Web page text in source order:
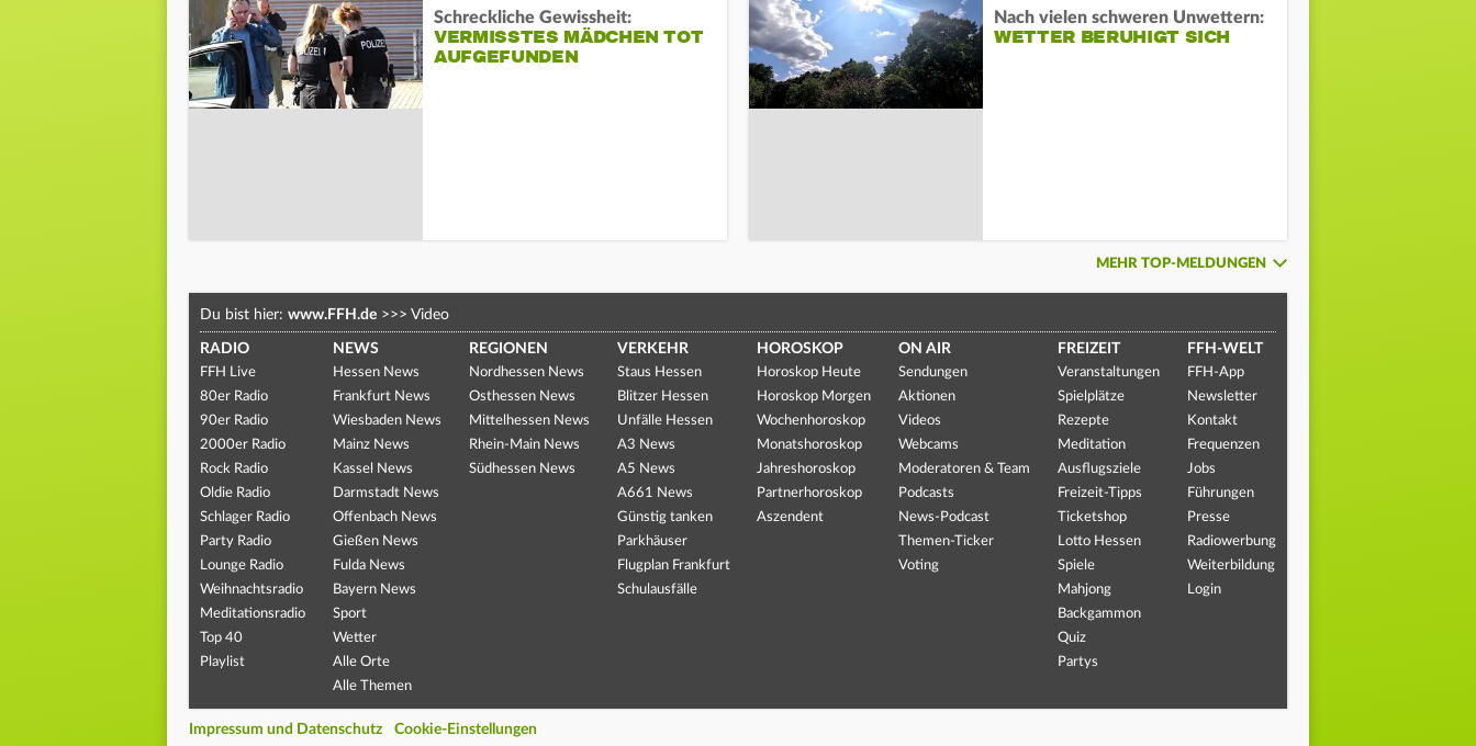
Schreckliche Gewissheit:
VERMISSTES MÄDCHEN TOT
AUFGEFUNDEN
Nach vielen schweren Unwettern:
WETTER BERUHIGT SICH
MEHR TOP-MELDUNGEN
Du bist hier: www.FFH.de >>> Video
RADIO
FFH Live
80er Radio
90er Radio
2000er Radio
Rock Radio
Oldie Radio
Schlager Radio
Party Radio
Lounge Radio
Weihnachtsradio
Meditationsradio
Top 40
Playlist
NEWS
Hessen News
Frankfurt News
Wiesbaden News
Mainz News
Kassel News
Darmstadt News
Offenbach News
Gießen News
Fulda News
Bayern News
Sport
Wetter
Alle Orte
Alle Themen
REGIONEN
Nordhessen News
Osthessen News
Mittelhessen News
Rhein-Main News
Südhessen News
VERKEHR
Staus Hessen
Blitzer Hessen
Unfälle Hessen
A3 News
A5 News
A661 News
Günstig tanken
Parkhäuser
Flugplan Frankfurt
Schulausfälle
HOROSKOP
Horoskop Heute
Horoskop Morgen
Wochenhoroskop
Monatshoroskop
Jahreshoroskop
Partnerhoroskop
Aszendent
ON AIR
Sendungen
Aktionen
Videos
Webcams
Moderatoren & Team
Podcasts
News-Podcast
Themen-Ticker
Voting
FREIZEIT
Veranstaltungen
Spielplätze
Rezepte
Meditation
Ausflugsziele
Freizeit-Tipps
Ticketshop
Lotto Hessen
Spiele
Mahjong
Backgammon
Quiz
Partys
FFH-WELT
FFH-App
Newsletter
Kontakt
Frequenzen
Jobs
Führungen
Presse
Radiowerbung
Weiterbildung
Login
Impressum und Datenschutz Cookie-Einstellungen